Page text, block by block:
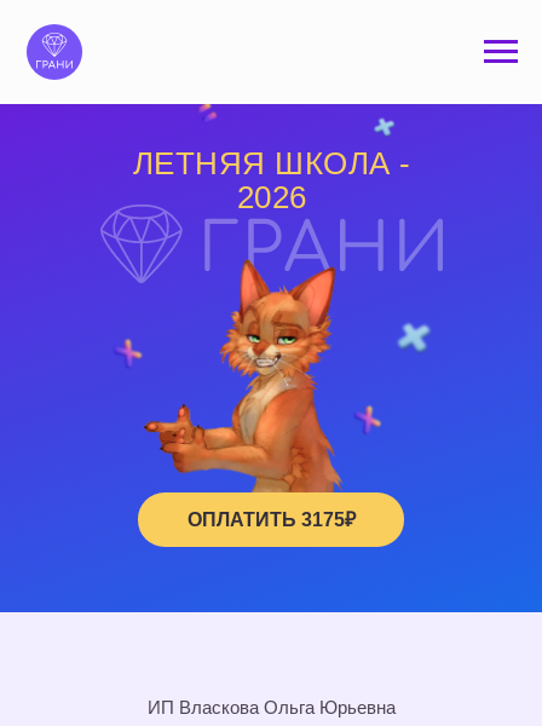
ОПЛАТИТЬ 3175₽
ЛЕТНЯЯ ШКОЛА -
2026
ИП Власкова Ольга Юрьевна